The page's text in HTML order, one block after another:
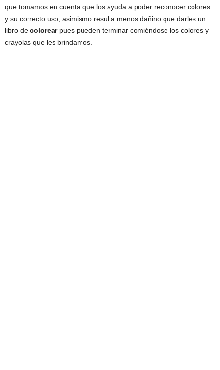
que tomamos en cuenta que los ayuda a poder reconocer colores
y su correcto uso, asimismo resulta menos dañino que darles un
libro de colorearpues pueden terminar comiéndose los colores y
crayolas que les brindamos.